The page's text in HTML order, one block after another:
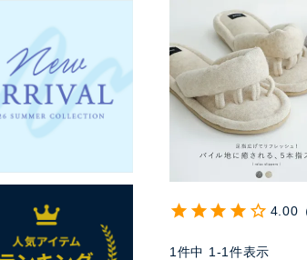
4.00
1 件中 1 -1 件表示